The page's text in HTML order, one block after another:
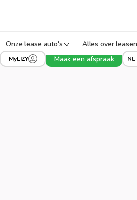
Onze lease auto's Alles over leasen
MyLIZY Maak een afspraak NL